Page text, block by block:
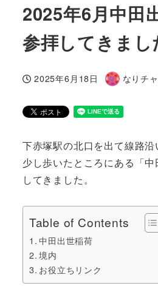
2025年6月中田
参拝してきまし
投稿日
2025年6月18日
著
なりチ
下赤塚駅の北口を出て線路
少し歩いたところにある「
してきました。
Table of Contents
中田出世稲荷
境内
お役立ちリンク